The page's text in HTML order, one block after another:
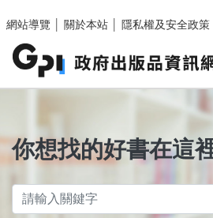
網站導覽
關於本站 隱私權及安全政策
你想找的好書在這